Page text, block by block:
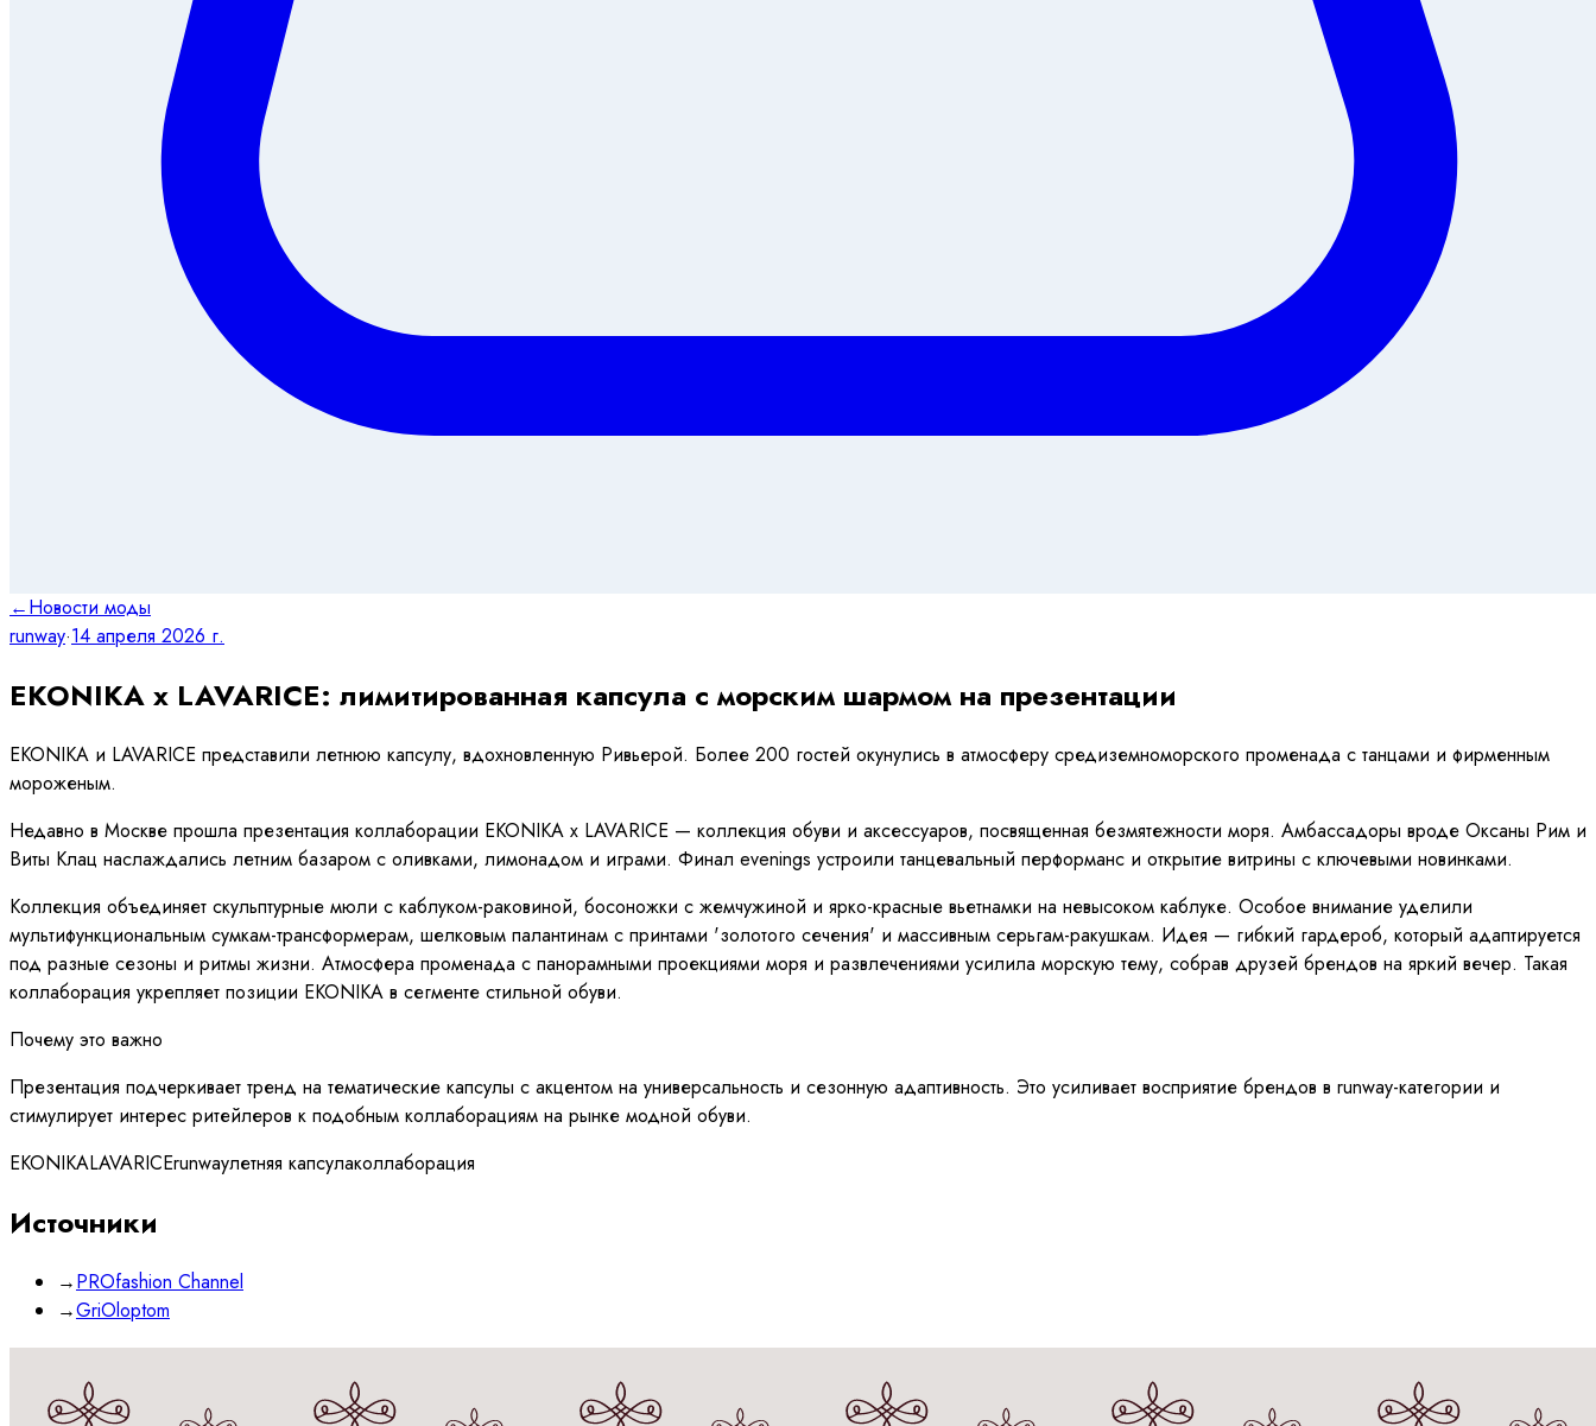
←Новости моды
runway·14 апреля 2026 г.
EKONIKA x LAVARICE: лимитированная капсула с морским шармом на презентации
EKONIKA и LAVARICE представили летнюю капсулу, вдохновленную Ривьерой. Более 200 гостей окунулись в атмосферу средиземноморского променада с танцами и фирменным
мороженым.
Недавно в Москве прошла презентация коллаборации EKONIKA x LAVARICE — коллекция обуви и аксессуаров, посвященная безмятежности моря. Амбассадоры вроде Оксаны Рим и
Виты Клац наслаждались летним базаром с оливками, лимонадом и играми. Финал evenings устроили танцевальный перформанс и открытие витрины с ключевыми новинками.
Коллекция объединяет скульптурные мюли с каблуком-раковиной, босоножки с жемчужиной и ярко-красные вьетнамки на невысоком каблуке. Особое внимание уделили
мультифункциональным сумкам-трансформерам, шелковым палантинам с принтами 'золотого сечения' и массивным серьгам-ракушкам. Идея — гибкий гардероб, который адаптируется
под разные сезоны и ритмы жизни. Атмосфера променада с панорамными проекциями моря и развлечениями усилила морскую тему, собрав друзей брендов на яркий вечер. Такая
коллаборация укрепляет позиции EKONIKA в сегменте стильной обуви.
Почему это важно
Презентация подчеркивает тренд на тематические капсулы с акцентом на универсальность и сезонную адаптивность. Это усиливает восприятие брендов в runway-категории и
стимулирует интерес ритейлеров к подобным коллаборациям на рынке модной обуви.
EKONIKALAVARICErunwayлетняя капсулаколлаборация
Источники
→PROfashion Channel
→GriOloptom